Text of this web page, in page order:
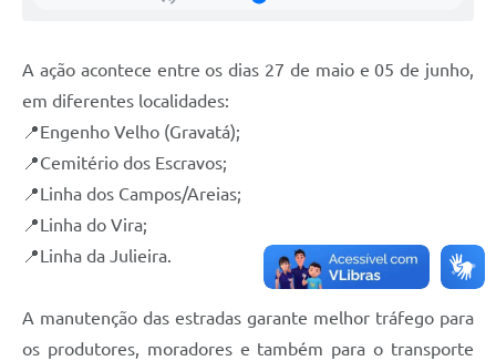
A ação acontece entre os dias 27 de maio e 05 de junho,
em diferentes localidades:
📍Engenho Velho (Gravatá);
📍Cemitério dos Escravos;
📍Linha dos Campos/Areias;
📍Linha do Vira;
📍Linha da Julieira.
A manutenção das estradas garante melhor tráfego para
os produtores, moradores e também para o transporte